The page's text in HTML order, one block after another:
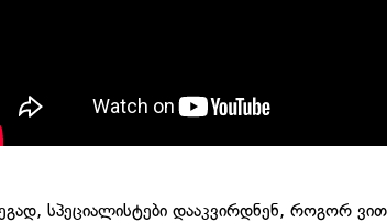
სპეციალისტები დააკვირდნენ, როგორ